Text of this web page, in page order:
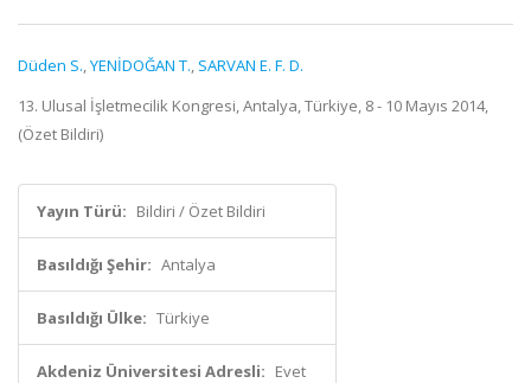
Düden S.,YENİDOĞAN T., SARVAN E. F. D.
13. Ulusal İşletmecilik Kongresi, Antalya, Türkiye, 8 - 10 Mayıs 2014,
(Özet Bildiri)
Yayın Türü: Bildiri / Özet Bildiri
Basıldığı Şehir: Antalya
Basıldığı Ülke: Türkiye
Akdeniz Üniversitesi Adresli: Evet